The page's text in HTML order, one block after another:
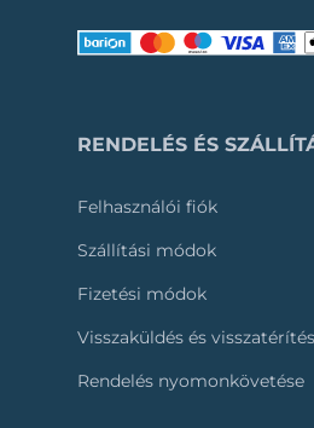
RENDELÉS ÉS
Felhasználói fiók
Szállítási módok
Fizetési módok
Visszaküldés és visszatérítés
Rendelés nyomonkövetése